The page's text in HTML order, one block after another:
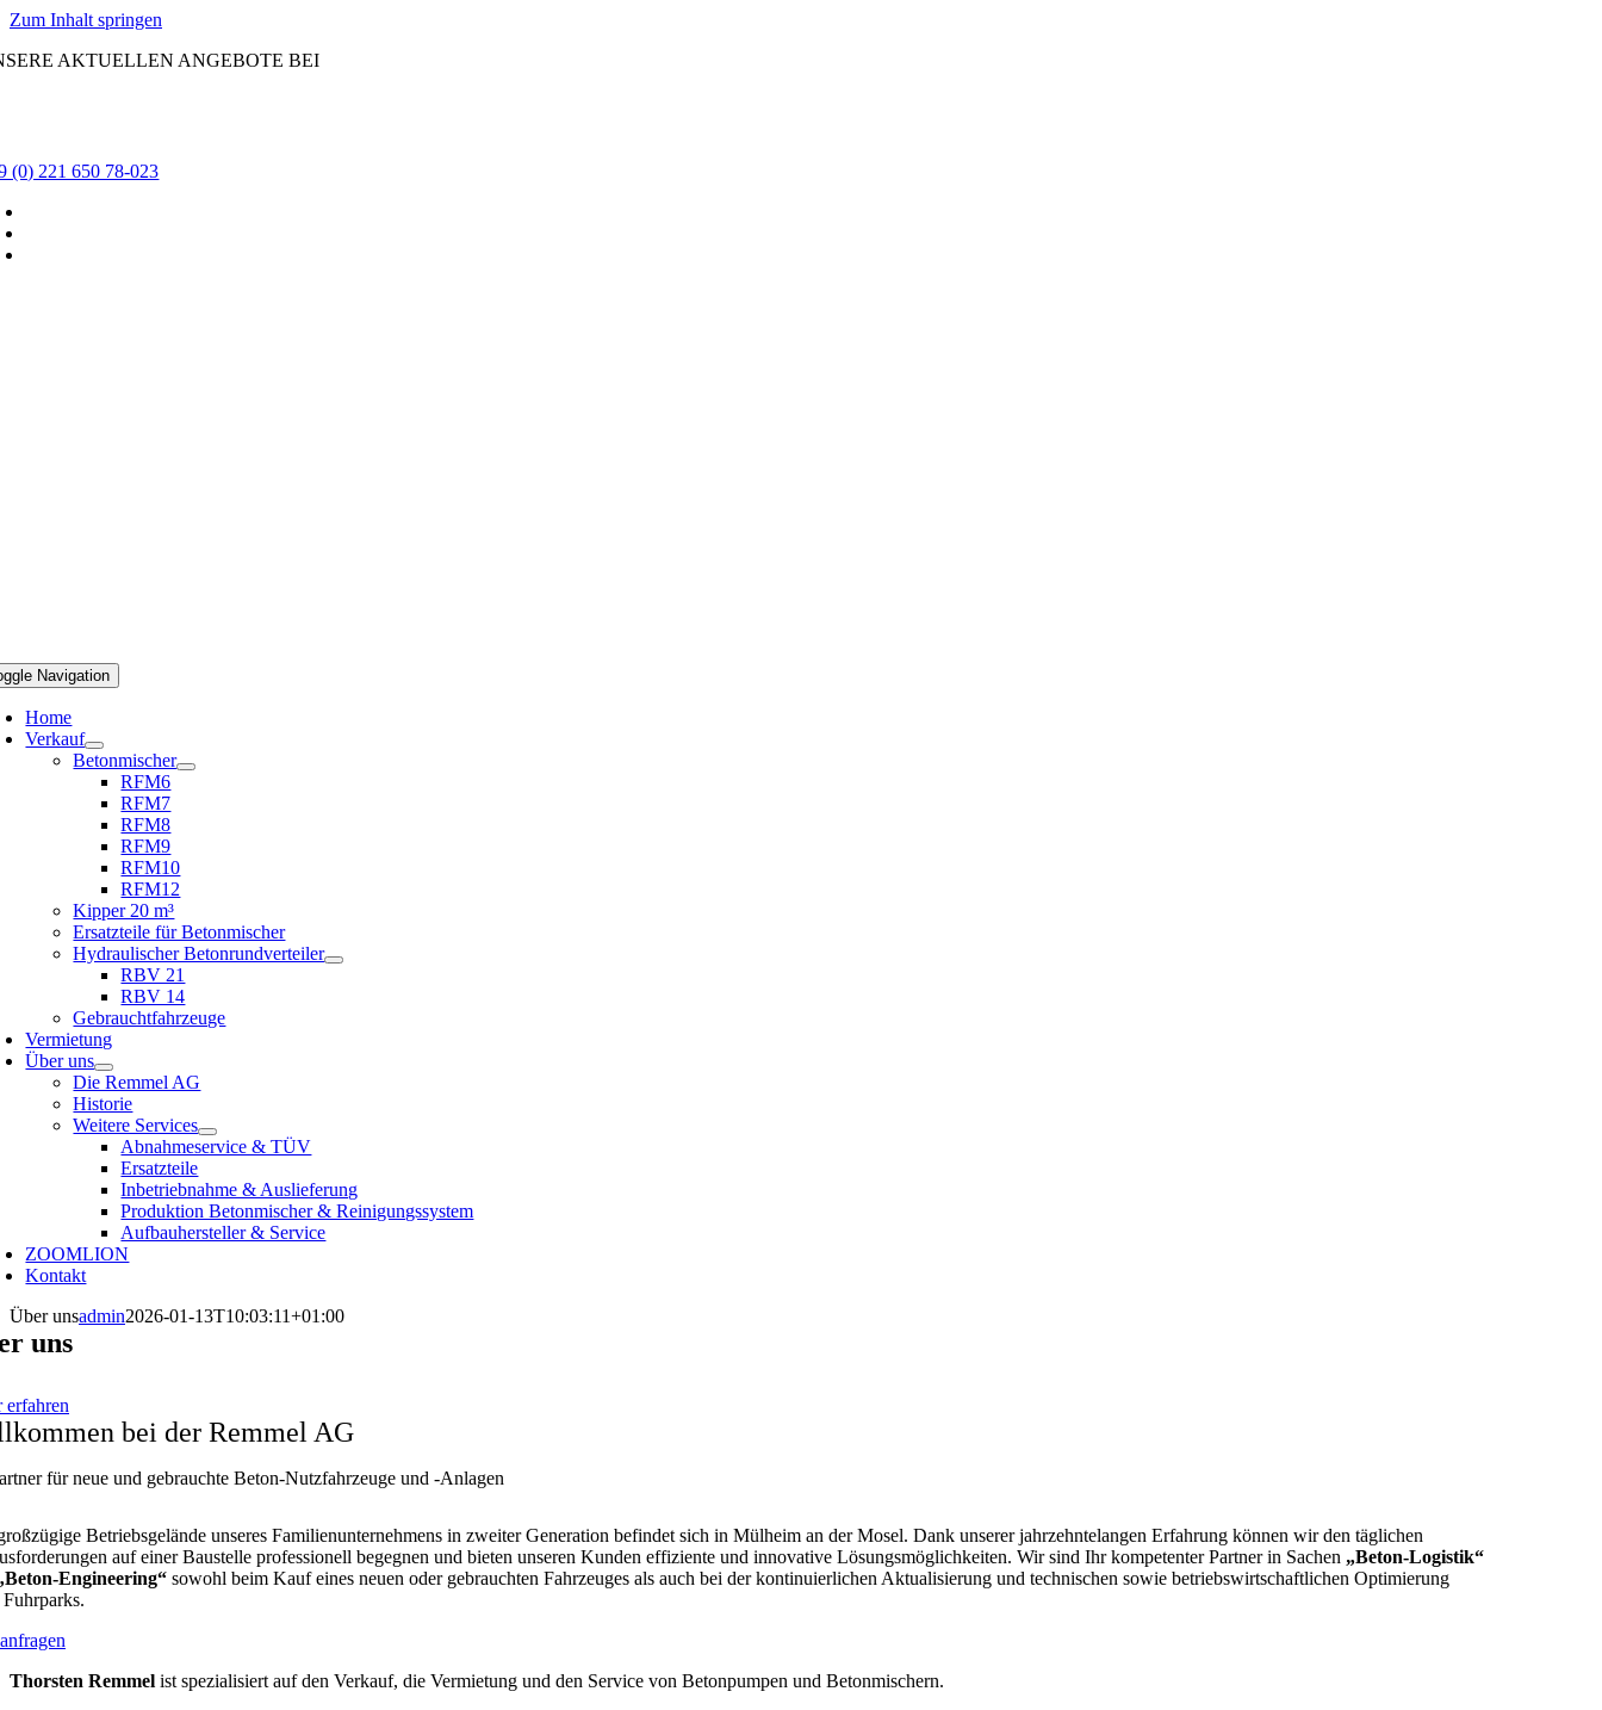
Zum Inhalt springen
AKTUELLEN ANGEBOTE BEI
(0) 221 650 78-023
Navigation
Home
Verkauf
Betonmischer
RFM6
RFM7
RFM8
RFM9
RFM10
RFM12
Kipper 20 m³
Ersatzteile für Betonmischer
Hydraulischer Betonrundverteiler
RBV 21
RBV 14
Gebrauchtfahrzeuge
Vermietung
Über uns
Die Remmel AG
Historie
Weitere Services
Abnahmeservice & TÜV
Ersatzteile
Inbetriebnahme & Auslieferung
Produktion Betonmischer & Reinigungssystem
Aufbauhersteller & Service
ZOOMLION
Kontakt
Über unsadmin2026-01-13T10:03:11+01:00
uns
erfahren
bei der Remmel AG
für neue und gebrauchte Beton-Nutzfahrzeuge und -Anlagen
Betriebsgelände unseres Familienunternehmens in zweiter Generation befindet sich in Mülheim an der Mosel. Dank unserer jahrzehntelangen Erfahrung können wir den täglichen
auf einer Baustelle professionell begegnen und bieten unseren Kunden effiziente und innovative Lösungsmöglichkeiten. Wir sind Ihr kompetenter Partner in Sachen „Beton-Logistik“
Engineering“ sowohl beim Kauf eines neuen oder gebrauchten Fahrzeuges als auch bei der kontinuierlichen Aktualisierung und technischen sowie betriebswirtschaftlichen Optimierung
Thorsten Remmel ist spezialisiert auf den Verkauf, die Vermietung und den Service von Betonpumpen und Betonmischern.